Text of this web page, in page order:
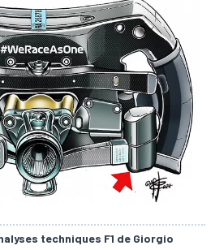
techniques F1 de Giorgio